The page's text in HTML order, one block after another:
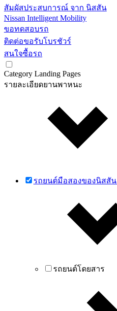
สัมผัสประสบการณ์ จาก นิสสัน
Nissan Intelligent Mobility
ขอทดสอบรถ
ติดต่อขอรับโบรชัวร์
สนใจซื้อรถ
Category Landing Pages
รายละเอียดยานพาหนะ
รถยนต์มือสองของนิสสัน
รถยนต์โดยสาร